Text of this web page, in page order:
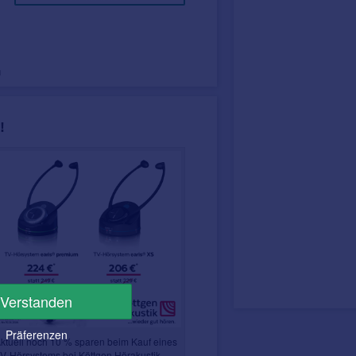
noch 10 % sparen beim Kauf eines
Verstanden
Präferenzen